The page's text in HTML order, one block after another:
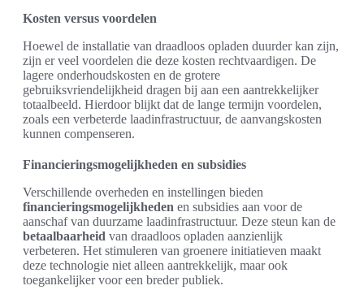
Kosten versus voordelen
Hoewel de installatie van draadloos opladen duurder kan zijn,
zijn er veel voordelen die deze kosten rechtvaardigen. De
lagere onderhoudskosten en de grotere
gebruiksvriendelijkheid dragen bij aan een aantrekkelijker
totaalbeeld. Hierdoor blijkt dat de lange termijn voordelen,
zoals een verbeterde laadinfrastructuur, de aanvangskosten
kunnen compenseren.
Financieringsmogelijkheden en subsidies
Verschillende overheden en instellingen bieden
financieringsmogelijkheden en subsidies aan voor de
aanschaf van duurzame laadinfrastructuur. Deze steun kan de
betaalbaarheid van draadloos opladen aanzienlijk
verbeteren. Het stimuleren van groenere initiatieven maakt
deze technologie niet alleen aantrekkelijk, maar ook
toegankelijker voor een breder publiek.